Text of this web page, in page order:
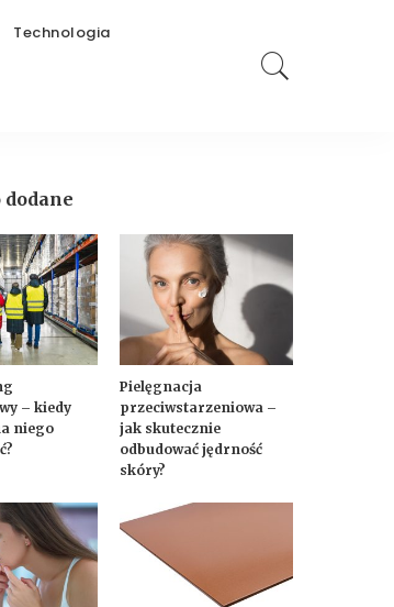
Technologia
dodane
– kiedy
niego
Pielęgnacja
przeciwstarzeniowa –
jak skutecznie
odbudować jędrność
skóry?